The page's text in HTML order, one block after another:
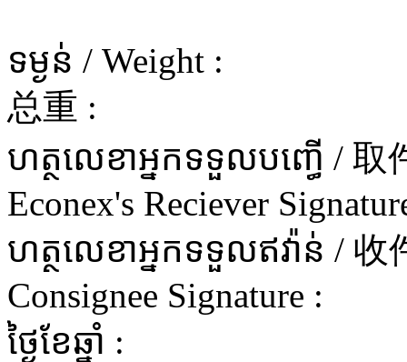
ទម្ងន់ / Weight :
总重 :
ហត្ថលេខាអ្នកទទួលបញ្ធើ / 取
Econex's Reciever
ហត្ថលេខាអ្នកទទួលឥវ៉ាន់ /
Consignee Signature :
ថ្ងៃខែឆ្នាំ :